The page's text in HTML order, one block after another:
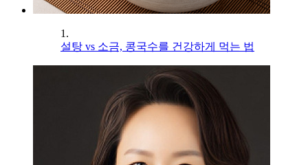
1.
설탕 vs 소금, 콩국수를 건강하게 먹는 법